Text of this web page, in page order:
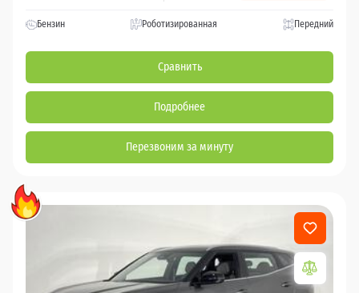
Бензин Роботизированная Передний
Сравнить
Подробнее
Перезвоним за минуту